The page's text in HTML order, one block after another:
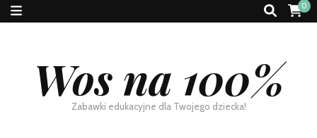
0
Wos na 100%
Zabawki edukacyjne dla Twojego dziecka!